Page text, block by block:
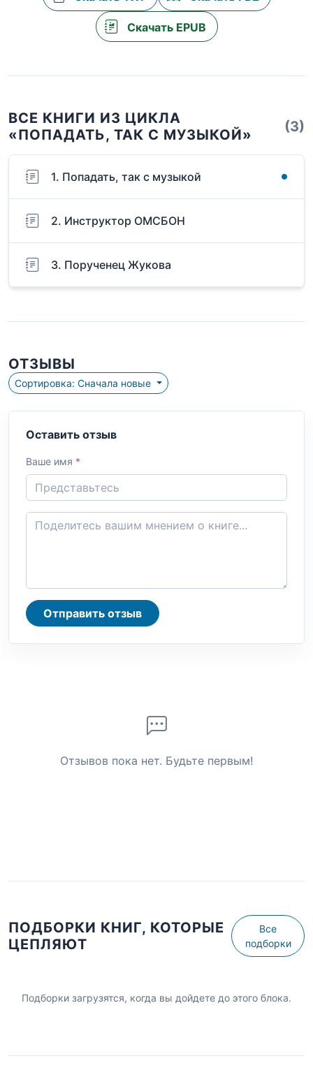
Скачать EPUB
ВСЕ КНИГИ ИЗ ЦИКЛА
«ПОПАДАТЬ, ТАК С МУЗЫКОЙ»
(3)
1. Попадать, так с музыкой
2. Инструктор ОМСБОН
3. Порученец Жукова
ОТЗЫВЫ
Сортировка: Сначала новые
Оставить отзыв
Ваше имя *
Отправить отзыв
Отзывов пока нет. Будьте первым!
ПОДБОРКИ КНИГ, КОТОРЫЕ
ЦЕПЛЯЮТ
Все
подборки
Подборки загрузятся, когда вы дойдете до этого блока.